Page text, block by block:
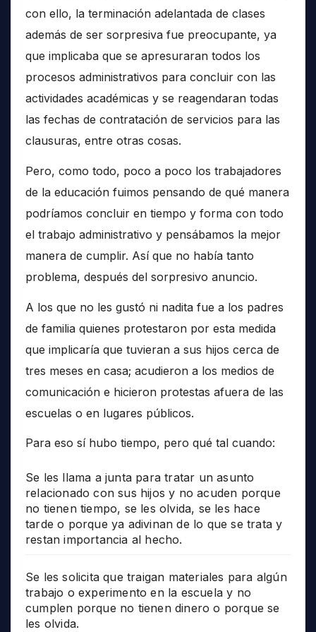
con ello, la terminación adelantada de clases
además de ser sorpresiva fue preocupante, ya
que implicaba que se apresuraran todos los
procesos administrativos para concluir con las
actividades académicas y se reagendaran todas
las fechas de contratación de servicios para las
clausuras, entre otras cosas.
Pero, como todo, poco a poco los trabajadores
de la educación fuimos pensando de qué manera
podríamos concluir en tiempo y forma con todo
el trabajo administrativo y pensábamos la mejor
manera de cumplir. Así que no había tanto
problema, después del sorpresivo anuncio.
A los que no les gustó ni nadita fue a los padres
de familia quienes protestaron por esta medida
que implicaría que tuvieran a sus hijos cerca de
tres meses en casa; acudieron a los medios de
comunicación e hicieron protestas afuera de las
escuelas o en lugares públicos.
Para eso sí hubo tiempo, pero qué tal cuando:
Se les llama a junta para tratar un asunto
relacionado con sus hijos y no acuden porque
no tienen tiempo, se les olvida, se les hace
tarde o porque ya adivinan de lo que se trata y
restan importancia al hecho.
Se les solicita que traigan materiales para algún
trabajo o experimento en la escuela y no
cumplen porque no tienen dinero o porque se
les olvida.